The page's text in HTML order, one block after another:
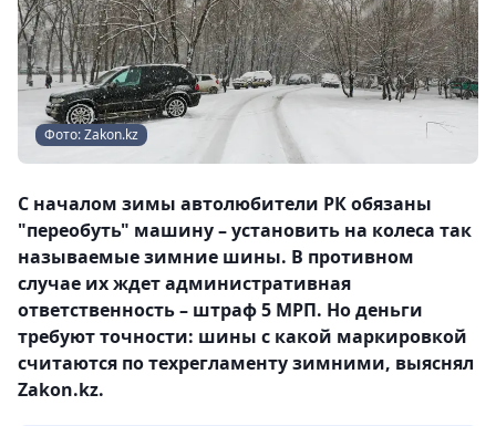
Фото: Zakon.kz
С началом зимы автолюбители РК обязаны
"переобуть" машину – установить на колеса так
называемые зимние шины. В противном
случае их ждет административная
ответственность – штраф 5 МРП. Но деньги
требуют точности: шины с какой маркировкой
считаются по техрегламенту зимними, выяснял
Zakon.kz.